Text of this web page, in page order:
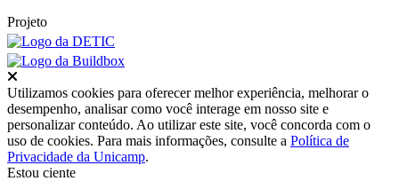
Projeto
Utilizamos cookies para oferecer melhor experiência, melhorar o
desempenho, analisar como você interage em nosso site e
personalizar conteúdo. Ao utilizar este site, você concorda com o
uso de cookies. Para mais informações, consulte a Política de
Privacidade da Unicamp.
Estou ciente